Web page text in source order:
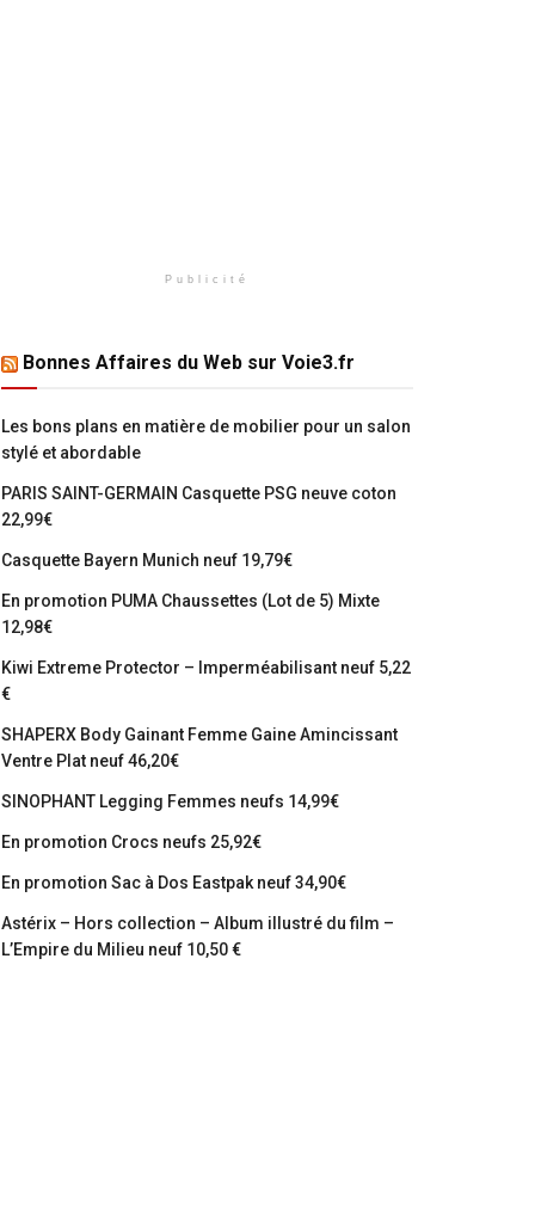
Publicité
Bonnes Affaires du Web sur Voie3.fr
Les bons plans en matière de mobilier pour un salon
stylé et abordable
PARIS SAINT-GERMAIN Casquette PSG neuve coton
22,99€
Casquette Bayern Munich neuf 19,79€
En promotion PUMA Chaussettes (Lot de 5) Mixte
12,98€
Kiwi Extreme Protector – Imperméabilisant neuf 5,22
€
SHAPERX Body Gainant Femme Gaine Amincissant
Ventre Plat neuf 46,20€
SINOPHANT Legging Femmes neufs 14,99€
En promotion Crocs neufs 25,92€
En promotion Sac à Dos Eastpak neuf 34,90€
Astérix – Hors collection – Album illustré du film –
L’Empire du Milieu neuf 10,50 €